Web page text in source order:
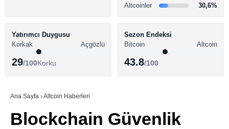
Youtube
BİTCOİN HABERLERİ
ALTCOİN HABERLERİ
SÖZLÜK
Altcoinler
30,6%
Yatırımcı Duygusu
Korkak
Açgözlü
29/100Korku
Sezon Endeksi
Bitcoin
Altcoin
43.8/100
Ana Sayfa ›Altcoin Haberleri
Blockchain Güvenlik